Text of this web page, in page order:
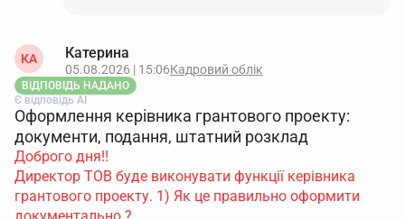
КА Катерина
05.08.2026 | 15:06Кадровий облік
ВІДПОВІДЬ НАДАНО
Є відповідь АІ
Оформлення керівника грантового проекту:
документи, подання, штатний розклад
Доброго дня!!
Директор ТОВ буде виконувати функції керівника
грантового проекту. 1) Як це правильно оформити